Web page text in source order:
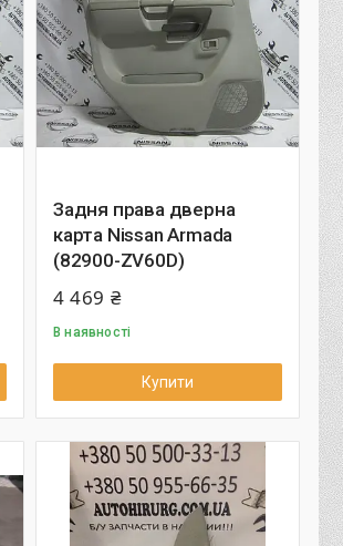
Задня права дверна
карта Nissan Armada
(82900-ZV60D)
4 469 ₴
В наявності
Купити